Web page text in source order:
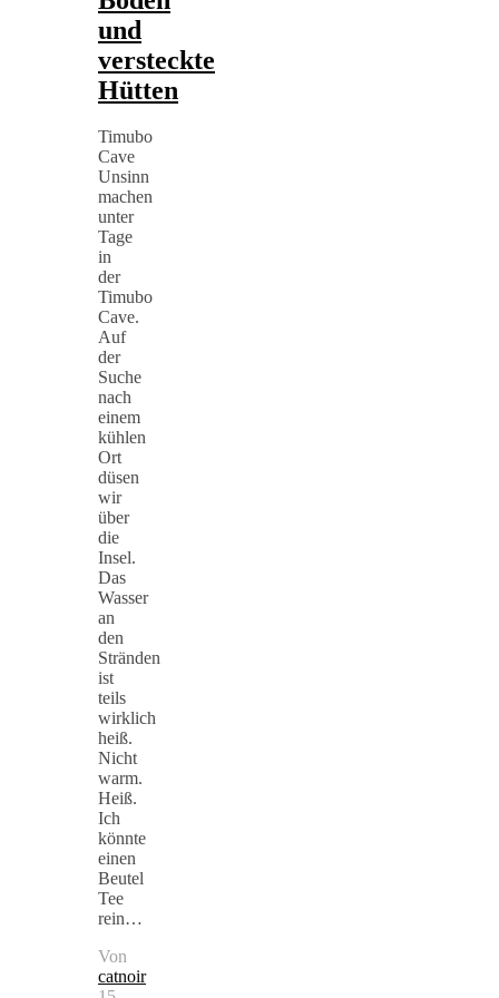
und
versteckte
Hütten
Timubo
Cave
Unsinn
machen
unter
Tage
in
der
Timubo
Cave.
Auf
der
Suche
nach
einem
kühlen
Ort
düsen
wir
über
die
Insel.
Das
Wasser
an
den
Stränden
ist
teils
wirklich
heiß.
Nicht
warm.
Heiß.
Ich
könnte
einen
Beutel
Tee
rein…
Von
catnoir